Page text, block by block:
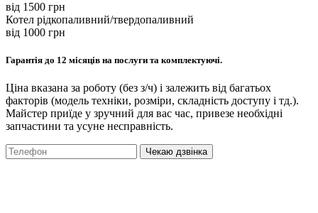
вiд 1500 грн
Котел рідкопаливний/твердопаливний
вiд 1000 грн
Гарантія до 12 місяців на послуги та комплектуючі.
Ціна вказана за роботу (без з/ч) і залежить від багатьох
факторів (модель техніки, розміри, складність доступу і тд.).
Майстер приїде у зручний для вас час, привезе необхідні
запчастини та усуне несправність.
Чекаю дзвінка